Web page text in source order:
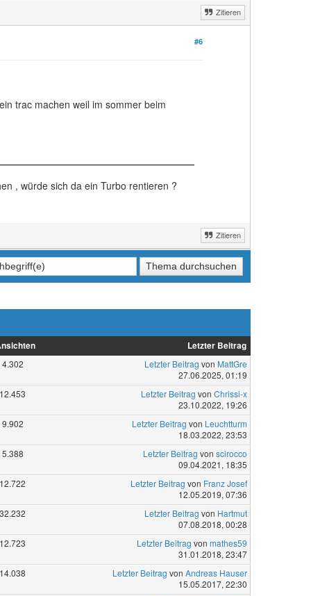
Zitieren
#6
trac machen weil im sommer beim
, würde sich da ein Turbo rentieren ?
Zitieren
Letzter Beitrag
4.302 Letzter Beitrag von MattGre
27.06.2025, 01:19
12.453 Letzter Beitrag von Chrissi-x
23.10.2022, 19:26
9.902 Letzter Beitrag von Leuchtturm
18.03.2022, 23:53
5.388 Letzter Beitrag von scirocco
09.04.2021, 18:35
12.722 Letzter Beitrag von Franz Josef
12.05.2019, 07:36
32.232 Letzter Beitrag von Hartmut
07.08.2018, 00:28
12.723 Letzter Beitrag von mathes59
31.01.2018, 23:47
14.038 Letzter Beitrag von Andreas Hauser
15.05.2017, 22:30